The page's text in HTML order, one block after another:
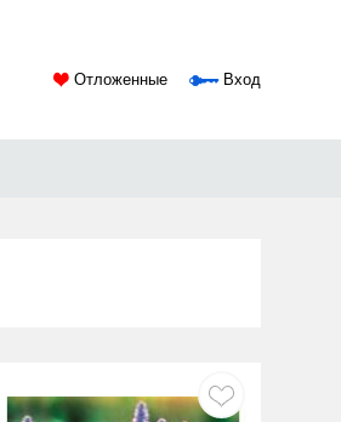
Отложенные Вход